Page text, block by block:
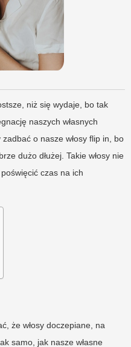
niż się wydaje, bo tak
naszych własnych
o nasze włosy flip in, bo
dużo dłużej. Takie włosy nie
czas na ich
że włosy doczepiane, na
samo, jak nasze własne